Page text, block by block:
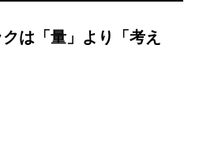
は「量」より「考え